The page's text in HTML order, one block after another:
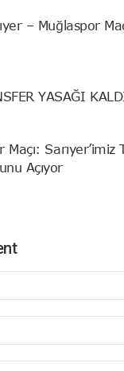
– Muğlaspor
YASAĞI
Maçı: Sarıyer’imiz
Açıyor